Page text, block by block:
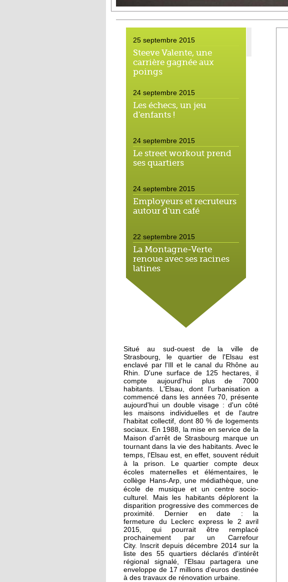
25 septembre 2015
Steeve Valente, une
carrière gagnée aux
poings
24 septembre 2015
Les échecs, un jeu
d'enfants !
24 septembre 2015
Le street workout prend
ses quartiers
24 septembre 2015
Employeurs et recruteurs
autour d'un café
22 septembre 2015
La Montagne-Verte
renoue avec ses racines
latines
22 septembre 2015
Un Carrefour Contact à
l'Elsau courant automne
A l'Elsau, une balade
haute en couleur
18 septembre 2015
A Emmaüs Montagne-
Verte, le tri s'organise
pour les migrants
18 septembre 2015
La recherche d'emploi
autour d'un café
17 septembre 2015
Notre sélection pour les
Journées du patrimoine
à l'Elsau et la Montagne-
Verte
16 septembre 2015
Un camping adepte du
bon voisinage
Situé au sud-ouest de la ville de
Strasbourg, le quartier de l'Elsau est
enclavé par l'Ill et le canal du Rhône au
Rhin. D'une surface de 125 hectares, il
compte aujourd'hui plus de 7000
habitants. L'Elsau, dont l'urbanisation a
commencé dans les années 70, présente
aujourd'hui un double visage : d'un côté
les maisons individuelles et de l'autre
l'habitat collectif, dont 80 % de logements
sociaux. En 1988, la mise en service de la
Maison d'arrêt de Strasbourg marque un
tournant dans la vie des habitants. Avec le
temps, l'Elsau est, en effet, souvent réduit
à la prison.
Le quartier comptedeux
écoles maternelles et élémentaires, le
collège Hans-Arp, une médiathèque, une
école de musique et un centre socio-
culturel. Mais les habitants déplorent la
disparition progressive des commerces de
proximité. Dernier en date : la
fermeture du Leclerc express le 2 avril
2015, qui pourrait être remplacé
prochainement par un Carrefour
City. Inscrit depuis décembre 2014 sur la
liste des 55 quartiers déclarés d'intérêt
régional signalé, l'Elsau partagera une
enveloppe de 17 millions d'euros destinée
à des travaux de rénovation urbaine.